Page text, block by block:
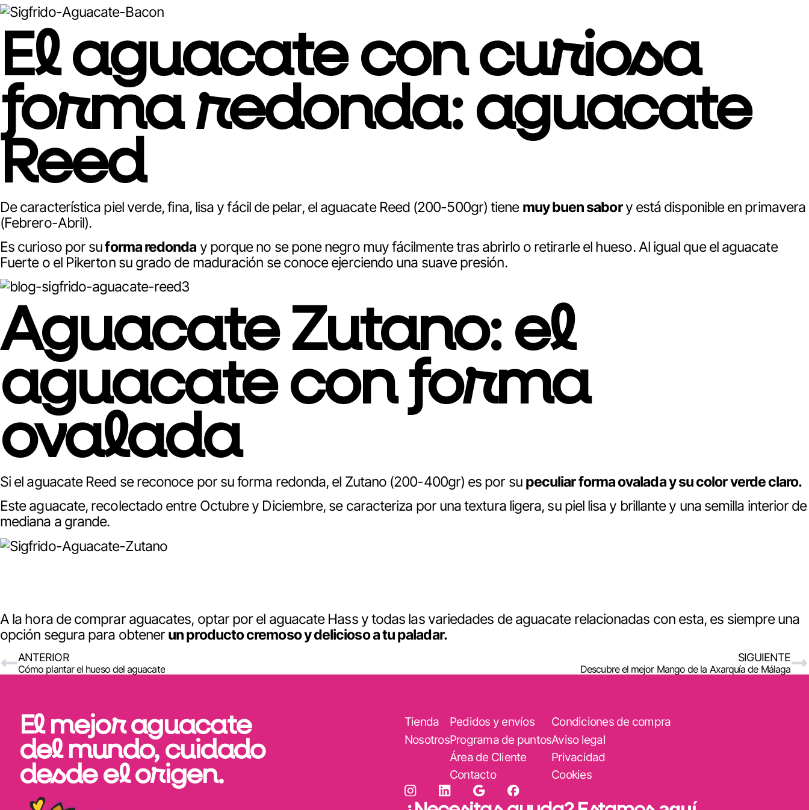
El aguacate con curiosa
forma redonda: aguacate
Reed
De característica piel verde, fina, lisa y fácil de pelar, el aguacate Reed (200-500gr) tiene muy buen sabory está disponible en primavera
(Febrero-Abril).
Es curioso por suforma redonda y porque no se pone negro muy fácilmente tras abrirlo o retirarle el hueso. Al igual que el aguacate
Fuerte o el Pikerton su grado de maduración se conoce ejerciendo una suave presión.
Aguacate Zutano: el
aguacate con forma
ovalada
Si el aguacate Reed se reconoce por su forma redonda, el Zutano (200-400gr) es por su peculiar forma ovalada y su color verde claro.
Este aguacate, recolectado entre Octubre y Diciembre, se caracteriza por una textura ligera, su piel lisa y brillante y una semilla interior de
mediana a grande.
A la hora de comprar aguacates, optar por el aguacate Hass y todas las variedades de aguacate relacionadas con esta, es siempre una
opción segura para obtener un producto cremoso y delicioso a tu paladar.
ANTERIOR
Cómo plantar el hueso del aguacate
SIGUIENTE
Descubre el mejor Mango de la Axarquía de Málaga
El mejor aguacate
del mundo, cuidado
desde el origen.
Tienda
Nosotros
Pedidos y envíos
Programa de puntos
Área de Cliente
Contacto
Condiciones de compra
Aviso legal
Privacidad
Cookies